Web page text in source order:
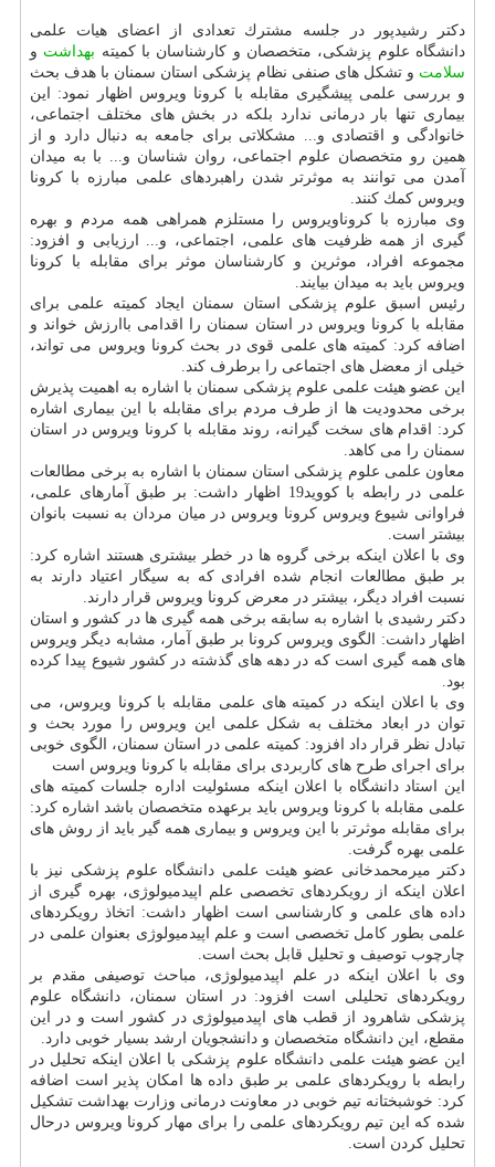
دكتر رشیدپور در جلسه مشترك تعدادی از اعضای هیات علمی
دانشگاه علوم پزشكی، متخصصان و كارشناسان با كمیته بهداشت و
سلامت و تشكل های صنفی نظام پزشكی استان سمنان با هدف بحث
و بررسی علمی پیشگیری مقابله با كرونا ویروس اظهار نمود: این
بیماری تنها بار درمانی ندارد بلكه در بخش های مختلف اجتماعی،
خانوادگی و اقتصادی و... مشكلاتی برای جامعه به دنبال دارد و از
همین رو متخصصان علوم اجتماعی، روان شناسان و... با به میدان
آمدن می توانند به موثرتر شدن راهبردهای علمی مبارزه با كرونا
ویروس كمك كنند.
وی مبارزه با كروناویروس را مستلزم همراهی همه مردم و بهره
گیری از همه ظرفیت های علمی، اجتماعی، و... ارزیابی و افزود:
مجموعه افراد، موثرین و كارشناسان موثر برای مقابله با كرونا
ویروس باید به میدان بیایند.
رئیس اسبق علوم پزشكی استان سمنان ایجاد كمیته علمی برای
مقابله با كرونا ویروس در استان سمنان را اقدامی باارزش خواند و
اضافه كرد: كمیته های علمی قوی در بحث كرونا ویروس می تواند،
خیلی از معضل های اجتماعی را برطرف كند.
این عضو هیئت علمی علوم پزشكی سمنان با اشاره به اهمیت پذیرش
برخی محدودیت ها از طرف مردم برای مقابله با این بیماری اشاره
كرد: اقدام های سخت گیرانه، روند مقابله با كرونا ویروس در استان
سمنان را می كاهد.
معاون علمی علوم پزشكی استان سمنان با اشاره به برخی مطالعات
علمی در رابطه با كووید19 اظهار داشت: بر طبق آمارهای علمی،
فراوانی شیوع ویروس كرونا ویروس در میان مردان به نسبت بانوان
بیشتر است.
وی با اعلان اینكه برخی گروه ها در خطر بیشتری هستند اشاره كرد:
بر طبق مطالعات انجام شده افرادی كه به سیگار اعتیاد دارند به
نسبت افراد دیگر، بیشتر در معرض كرونا ویروس قرار دارند.
دكتر رشیدی با اشاره به سابقه برخی همه گیری ها در كشور و استان
اظهار داشت: الگوی ویروس كرونا بر طبق آمار، مشابه دیگر ویروس
های همه گیری است كه در دهه های گذشته در كشور شیوع پیدا كرده
بود.
وی با اعلان اینكه در كمیته های علمی مقابله با كرونا ویروس، می
توان در ابعاد مختلف به شكل علمی این ویروس را مورد بحث و
تبادل نظر قرار داد افزود: كمیته علمی در استان سمنان، الگوی خوبی
برای اجرای طرح های كاربردی برای مقابله با كرونا ویروس است
این استاد دانشگاه با اعلان اینكه مسئولیت اداره جلسات كمیته های
علمی مقابله با كرونا ویروس باید برعهده متخصصان باشد اشاره كرد:
برای مقابله موثرتر با این ویروس و بیماری همه گیر باید از روش های
علمی بهره گرفت.
دكتر میرمحمدخانی عضو هیئت علمی دانشگاه علوم پزشكی نیز با
اعلان اینكه از رویكردهای تخصصی علم اپیدمیولوژی، بهره گیری از
داده های علمی و كارشناسی است اظهار داشت: اتخاذ رویكردهای
علمی بطور كامل تخصصی است و علم اپیدمیولوژی بعنوان علمی در
چارچوب توصیف و تحلیل قابل بحث است.
وی با اعلان اینكه در علم اپیدمیولوژی، مباحث توصیفی مقدم بر
رویكردهای تحلیلی است افزود: در استان سمنان، دانشگاه علوم
پزشكی شاهرود از قطب های اپیدمیولوژی در كشور است و در این
مقطع، این دانشگاه متخصصان و دانشجویان ارشد بسیار خوبی دارد.
این عضو هیئت علمی دانشگاه علوم پزشكی با اعلان اینكه تحلیل در
رابطه با رویكردهای علمی بر طبق داده ها امكان پذیر است اضافه
كرد: خوشبختانه تیم خوبی در معاونت درمانی وزارت بهداشت تشكیل
شده كه این تیم رویكردهای علمی را برای مهار كرونا ویروس درحال
تحلیل كردن است.